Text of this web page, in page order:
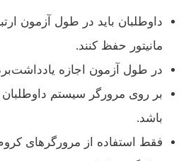
داوطلبان باید در طول آزمون
مانیتور حفظ کنند.
در طول آزمون اجازه
بر روی مرورگر سیستم داوطلبان
باشد.
فقط استفاده از مرورگرهای کروم